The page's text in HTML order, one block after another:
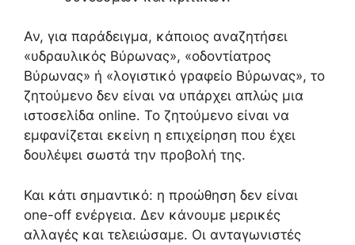
Αν, για παράδειγμα, κάποιος αναζητήσει
«υδραυλικός Βύρωνας», «οδοντίατρος
Βύρωνας» ή «λογιστικό γραφείο Βύρωνας», το
ζητούμενο δεν είναι να υπάρχει απλώς μια
ιστοσελίδα online. Το ζητούμενο είναι να
εμφανίζεται εκείνη η επιχείρηση που έχει
δουλέψει σωστά την προβολή της.
Και κάτι σημαντικό: η προώθηση δεν είναι
one-off ενέργεια. Δεν κάνουμε μερικές
αλλαγές και τελειώσαμε. Οι ανταγωνιστές